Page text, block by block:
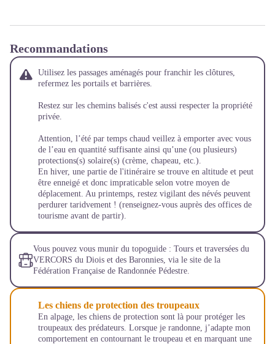
Recommandations
Utilisez les passages aménagés pour franchir les clôtures,
refermez les portails et barrières.
Restez sur les chemins balisés c'est aussi respecter la propriété
privée.
Attention, l’été par temps chaud veillez à emporter avec vous
de l’eau en quantité suffisante ainsi qu’une (ou plusieurs)
protections(s) solaire(s) (crème, chapeau, etc.).
En hiver, une partie de l'itinéraire se trouve en altitude et peut
être enneigé et donc impraticable selon votre moyen de
déplacement. Au printemps, restez vigilant des névés peuvent
perdurer taridvement ! (renseignez-vous auprès des offices de
tourisme avant de partir).
Vous pouvez vous munir du topoguide : Tours et traversées du
VERCORS du Diois et des Baronnies, via le site de la
Fédération Française de Randonnée Pédestre.
Les chiens de protection des troupeaux
En alpage, les chiens de protection sont là pour protéger les
troupeaux des prédateurs. Lorsque je randonne, j’adapte mon
comportement en contournant le troupeau et en marquant une